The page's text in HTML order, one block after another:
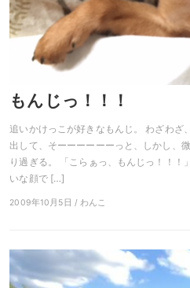
もんじっ！！！
追いかけっこが好きなもんじ。 わざわざ
出して、そーーーーーーっと、しかし、
り過ぎる。 「こらぁっ、もんじっ！！！
いな顔で […]
2009年10月5日 / わんこ